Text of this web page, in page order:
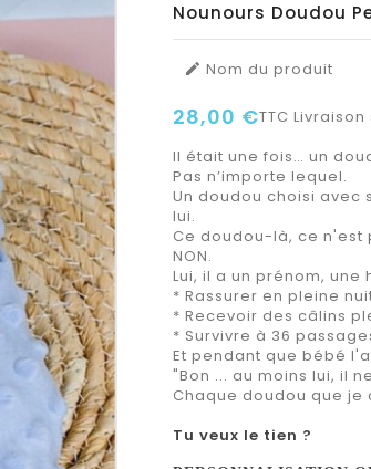
Nounours Doudou
 Nom du produit
28,00 €TTC
Il était une fois… un
Pas n’importe lequel.
Un doudou choisi avec
lui.
Ce doudou-là, ce n'est
NON.
Lui, il a un prénom, une
* Rassurer en pleine
* Recevoir des câlins
* Survivre à 36
Et pendant que bébé
"Bon ... au moins lui, il
Chaque doudou que je
Tu veux le tien ?